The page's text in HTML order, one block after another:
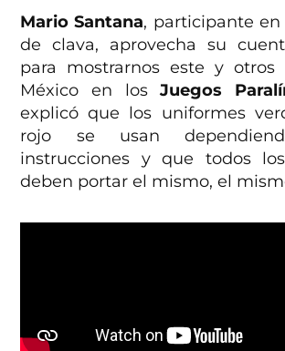
Mario Santana, participante
de clava, aprovecha su
para mostrarnos este y otros
México en losJuegos
explicó que los uniformes
rojo se usan
instrucciones y que todos
deben portar el mismo, el